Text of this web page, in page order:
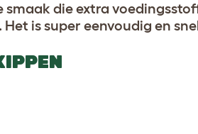
die extra
is super eenvoudig en